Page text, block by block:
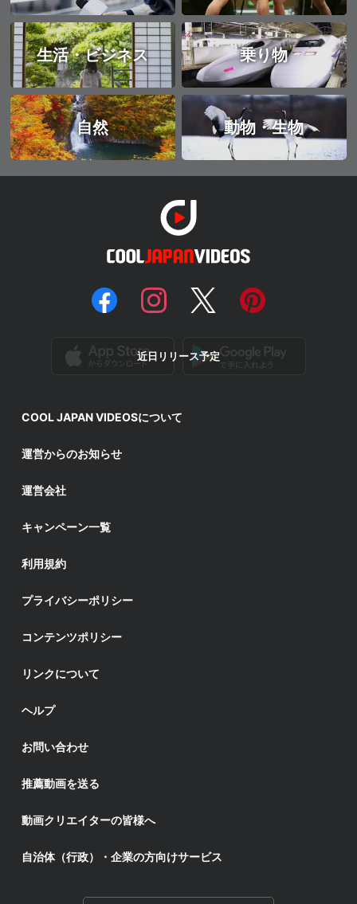
生活・ビジネス 乗り物
自然 動物・生物
近日リリース予定
COOL JAPAN VIDEOSについて
運営からのお知らせ
運営会社
キャンペーン一覧
利用規約
プライバシーポリシー
コンテンツポリシー
リンクについて
ヘルプ
お問い合わせ
推薦動画を送る
動画クリエイターの皆様へ
自治体（行政）・企業の方向けサービス